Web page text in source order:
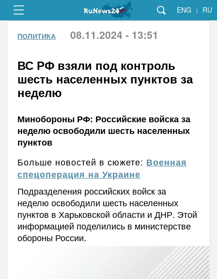
ENG | RU
ПОЛИТИКА 08.11.2024 - 13:51
ВС РФ взяли под контроль
шесть населенных пунктов за
неделю
Минобороны РФ: Российские войска за
неделю освободили шесть населенных
пунктов
Больше новостей в сюжете: Военная
спецоперация на Украине
Подразделения российских войск за
неделю освободили шесть населенных
пунктов в Харьковской области и ДНР. Этой
информацией поделились в министерстве
обороны России.